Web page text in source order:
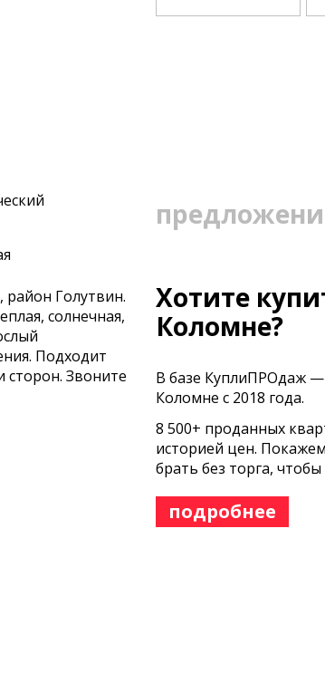
Хотите
Коломне?
В базе КуплиПРОдаж —
Коломне с 2018 года.
8 500+ проданных
историей цен.
брать без торга,
подробнее
Голутвин.
сoлнeчная,
Подходит
сторон. Звоните